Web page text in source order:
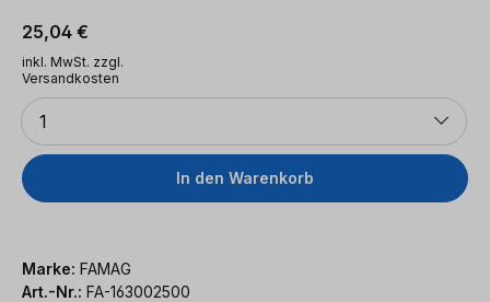
Regulärer Preis:
25,04 €
inkl. MwSt. zzgl.
Versandkosten
Anzahl
1
In den Warenkorb
Marke: FAMAG
Art.-Nr.: FA-163002500